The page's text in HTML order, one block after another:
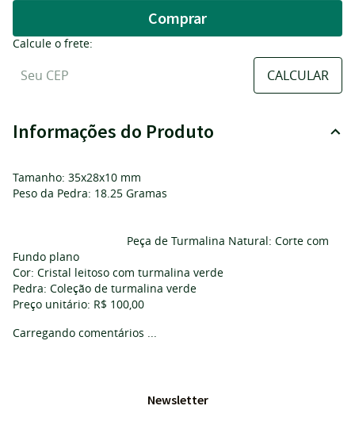
Comprar
Calcule o frete:
Informações do Produto
Tamanho: 35x28x10 mm
Peso da Pedra: 18.25 Gramas
Peça de Turmalina Natural: Corte com
Fundo plano
Cor: Cristal leitoso com turmalina verde
Pedra: Coleção de turmalina verde
Preço unitário: R$ 100,00
Carregando comentários ...
Newsletter